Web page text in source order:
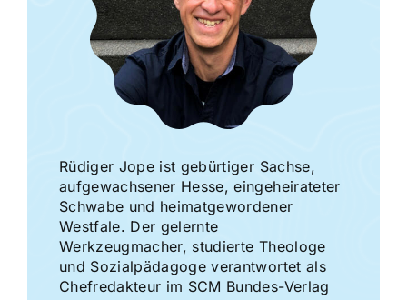
Rüdiger Jope ist gebürtiger Sachse,
aufgewachsener Hesse, eingeheirateter
Schwabe und heimatgewordener
Westfale. Der gelernte
Werkzeugmacher, studierte Theologe
und Sozialpädagoge verantwortet als
Chefredakteur im SCM Bundes-Verlag